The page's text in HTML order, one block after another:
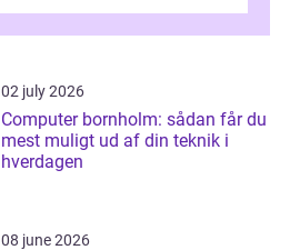
02 july 2026
Computer bornholm: sådan får du
mest muligt ud af din teknik i
hverdagen
08 june 2026